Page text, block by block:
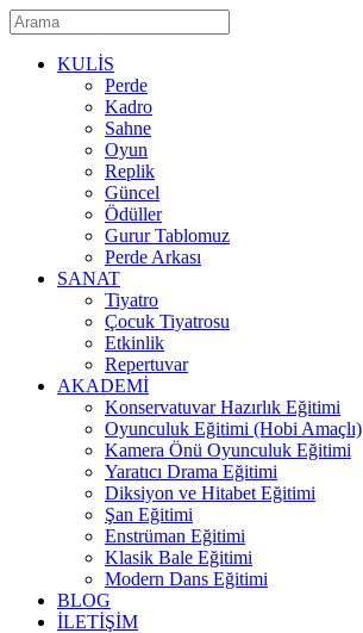
KULİS
Perde
Kadro
Sahne
Oyun
Replik
Güncel
Ödüller
Gurur Tablomuz
Perde Arkası
SANAT
Tiyatro
Çocuk Tiyatrosu
Etkinlik
Repertuvar
AKADEMİ
Konservatuvar Hazırlık Eğitimi
Oyunculuk Eğitimi (Hobi Amaçlı)
Kamera Önü Oyunculuk Eğitimi
Yaratıcı Drama Eğitimi
Diksiyon ve Hitabet Eğitimi
Şan Eğitimi
Enstrüman Eğitimi
Klasik Bale Eğitimi
Modern Dans Eğitimi
BLOG
İLETİŞİM